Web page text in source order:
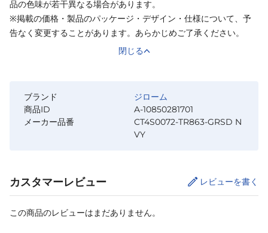
品の色味が若干異なる場合があります。
※掲載の価格・製品のパッケージ・デザイン・仕様について、予
告なく変更することがあります。あらかじめご了承ください。
閉じる
ブランド
ジローム
商品ID
A-10850281701
メーカー品番
CT4S0072-TR863-GRSD N
VY
カスタマーレビュー レビューを書く
この商品のレビューはまだありません。